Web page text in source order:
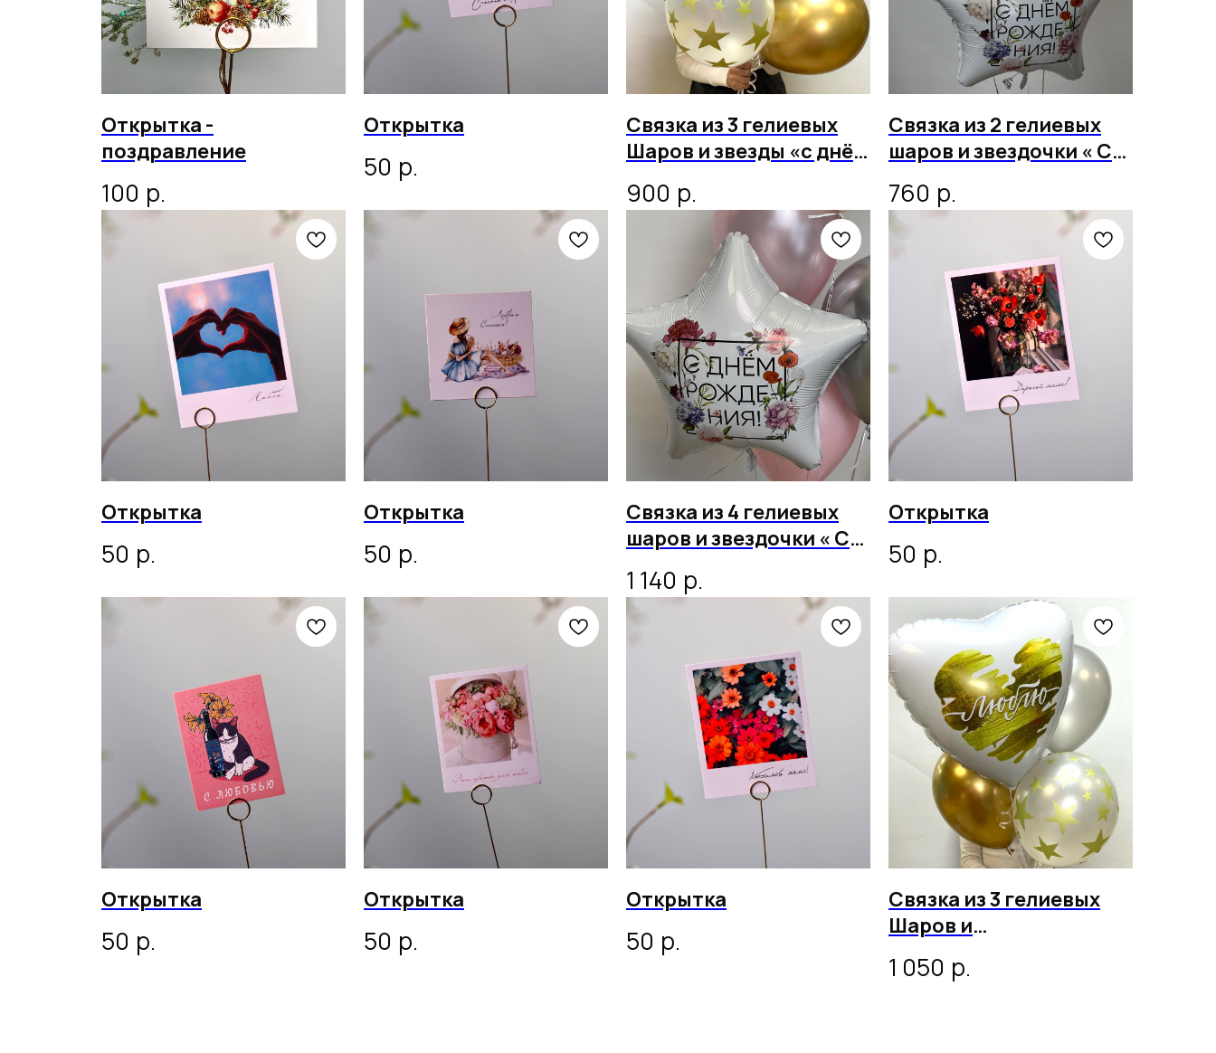
Открытка -
поздравление
100 р.
Открытка
50 р.
Связка из 3 гелиевых
Шаров и звезды «с днём
900 р.
Связка из 2 гелиевых
шаров и звездочки « С
760 р.
Открытка
50 р.
Открытка
50 р.
Связка из 4 гелиевых
шаров и звездочки « С
1 140 р.
Открытка
50 р.
Открытка
50 р.
Открытка
50 р.
Открытка
50 р.
Связка из 3 гелиевых
Шаров и
сердца, золотая серия
1 050 р.